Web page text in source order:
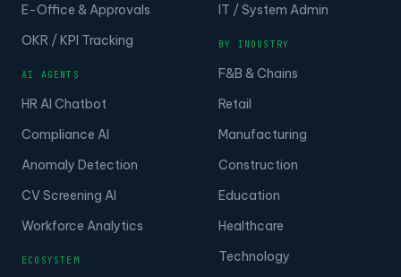
E-Office & Approvals
OKR / KPI Tracking
AI AGENTS
HR AI Chatbot
Compliance AI
Anomaly Detection
CV Screening AI
Workforce Analytics
ECOSYSTEM
IT / System Admin
BY INDUSTRY
F&B & Chains
Retail
Manufacturing
Construction
Education
Healthcare
Technology